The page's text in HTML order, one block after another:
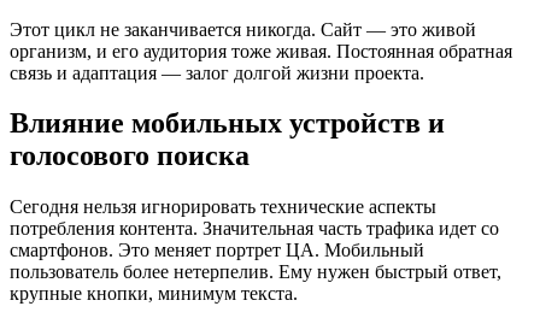
Этот цикл не заканчивается никогда. Сайт — это живой
организм, и его аудитория тоже живая. Постоянная обратная
связь и адаптация — залог долгой жизни проекта.
Влияние мобильных устройств и
голосового поиска
Сегодня нельзя игнорировать технические аспекты
потребления контента. Значительная часть трафика идет со
смартфонов. Это меняет портрет ЦА. Мобильный
пользователь более нетерпелив. Ему нужен быстрый ответ,
крупные кнопки, минимум текста.